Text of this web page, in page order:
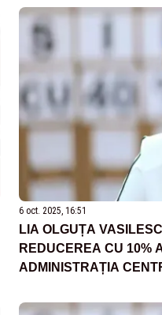
6 oct. 2025, 16:51
LIA OLGUȚA
REDUCEREA CU 10%
ADMINISTRAȚIA